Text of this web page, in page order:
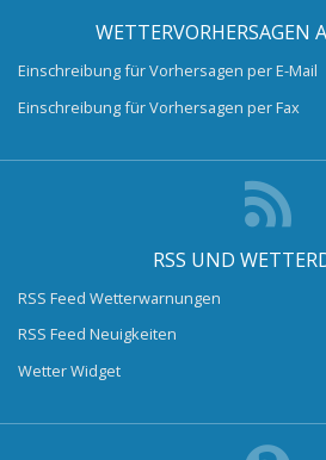
WETTERVORHERSAGEN
Einschreibung für Vorhersagen per E-Mail
Einschreibung für Vorhersagen per Fax
RSS UND
RSS Feed Wetterwarnungen
RSS Feed Neuigkeiten
Wetter Widget